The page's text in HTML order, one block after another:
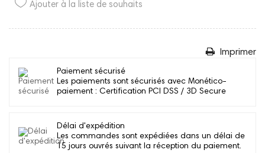
Ajouter à la liste de souhaits
Imprimer
Paiement sécurisé
Les paiements sont sécurisés avec Monético-
paiement : Certification PCI DSS / 3D Secure
Délai d'expédition
Les commandes sont expédiées dans un délai de
15 jours ouvrés suivant la réception du paiement.